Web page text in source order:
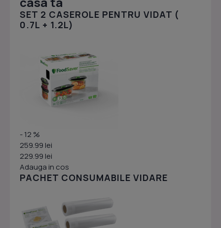
SET 2 CASEROLE PENTRU VIDAT (
0.7L + 1.2L)
- 12 %
259.99 lei
229.99 lei
Adauga in cos
PACHET CONSUMABILE VIDARE